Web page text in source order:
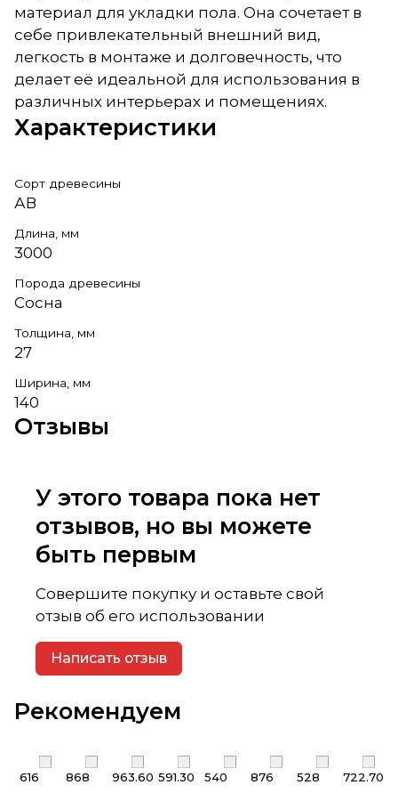
материал для укладки пола. Она сочетает в
себе привлекательный внешний вид,
легкость в монтаже и долговечность, что
делает её идеальной для использования в
различных интерьерах и помещениях.
Характеристики
Сорт древесины
АВ
Длина, мм
3000
Порода древесины
Сосна
Толщина, мм
27
Ширина, мм
140
Отзывы
У этого товара пока нет
отзывов, но вы можете
быть первым
Совершите покупку и оставьте свой
отзыв об его использовании
Написать отзыв
Рекомендуем
616
868
963.60 591.30
540
876
528
722.70